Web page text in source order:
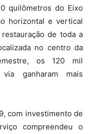
quilômetros do Eixo
horizontal e vertical
de toda a
no centro da
os 120 mil
ganharam mais
com investimento de
compreendeu o